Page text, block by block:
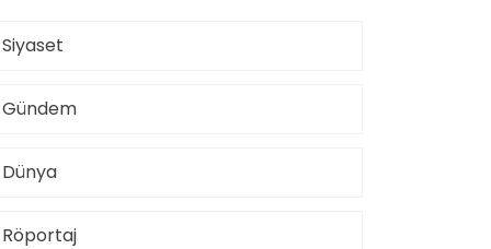
Siyaset
Gündem
Dünya
Röportaj